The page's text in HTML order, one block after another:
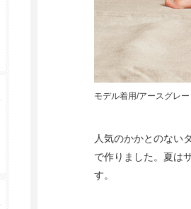
モデル着用/アースグレー
人気のかかとのない
で作りました。夏は
す。